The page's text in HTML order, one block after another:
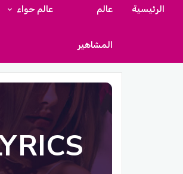
الرئيسية عالم
المشاهير
عالم حواء